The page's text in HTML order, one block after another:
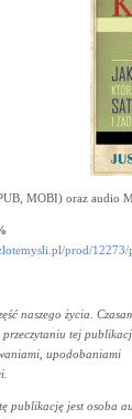
MOBI) oraz audio
prod/
naszego życia.
przeczytaniu tej
upodobaniami
publikację jest osoba